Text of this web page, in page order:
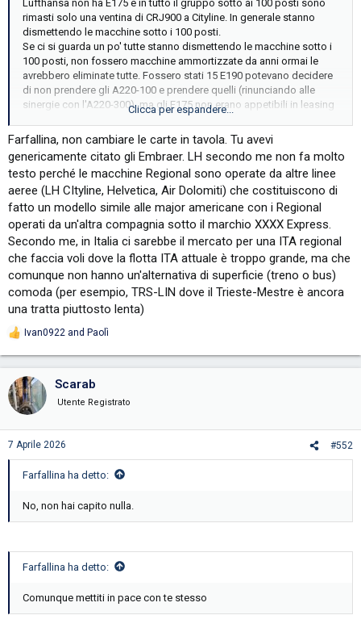
Lufthansa non ha E175 e in tutto il gruppo sotto ai 100 posti sono
rimasti solo una ventina di CRJ900 a Cityline. In generale stanno
dismettendo le macchine sotto i 100 posti.
Se ci si guarda un po' tutte stanno dismettendo le macchine sotto i
100 posti, non fossero macchine ammortizzate da anni ormai le
avrebbero eliminate tutte. Fossero stati 15 E190 potevano decidere
di non prendere gli A220-100 e prendere quelli (rinunciando alle
sinergie con l'A220-300), ma gli E175 non erano appetibili in leasing
JE ha detto chiaramente che AZ non opererà anche in futuro
macchine Regional. Poi ovviamente da genio a scemo in AZ si fa
presto, basta non accontentare taluni...
Clicca per espandere...
Farfallina, non cambiare le carte in tavola. Tu avevi
genericamente citato gli Embraer. LH secondo me non fa molto
testo perché le macchine Regional sono operate da altre linee
aeree (LH CItyline, Helvetica, Air Dolomiti) che costituiscono di
fatto un modello simile alle major americane con i Regional
operati da un'altra compagnia sotto il marchio XXXX Express.
Secondo me, in Italia ci sarebbe il mercato per una ITA regional
che faccia voli dove la flotta ITA attuale è troppo grande, ma che
comunque non hanno un'alternativa di superficie (treno o bus)
comoda (per esempio, TRS-LIN dove il Trieste-Mestre è ancora
una tratta piuttosto lenta)
R
t
i
n
s
Ivan0922 and Paolì
Scarab
Utente Registrato
7 Aprile 2026 #552
Farfallina ha detto:
No, non hai capito nulla.
Farfallina ha detto:
Comunque mettiti in pace con te stesso